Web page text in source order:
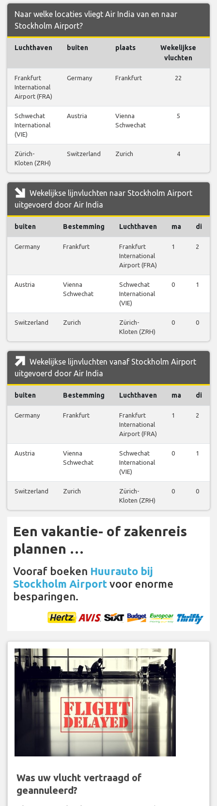
Naar welke locaties vliegt Air India van en naar
Stockholm Airport?
Luchthaven buiten plaats
Wekelijkse
vluchten
Frankfurt
International
Airport (FRA)
Germany Frankfurt 22
Schwechat
International
(VIE)
Austria
Vienna
Schwechat
5
Zürich-
Kloten (ZRH)
Switzerland Zurich 4
Wekelijkse lijnvluchten naar Stockholm Airport
uitgevoerd door Air India
buiten Bestemming Luchthaven ma di
Germany Frankfurt
Frankfurt
International
Airport (FRA)
1 2
Austria
Vienna
Schwechat
Schwechat
International
(VIE)
0 1
Switzerland Zurich
Zürich-
Kloten (ZRH)
0 0
Wekelijkse lijnvluchten vanaf Stockholm Airport
uitgevoerd door Air India
buiten Bestemming Luchthaven ma di
Germany Frankfurt
Frankfurt
International
Airport (FRA)
1 2
Austria
Vienna
Schwechat
Schwechat
International
(VIE)
0 1
Switzerland Zurich
Zürich-
Kloten (ZRH)
0 0
Een vakantie- of zakenreis
plannen …
Vooraf boeken Huurauto bij
Stockholm Airport voor enorme
besparingen.
Was uw vlucht vertraagd of
geannuleerd?